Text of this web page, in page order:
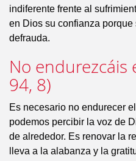
indiferente frente al
en Dios su confianza
defrauda.
No endurezcáis
94, 8)
Es necesario no endurecer
podemos percibir la voz de
de alrededor. Es renovar la
lleva a la alabanza y la